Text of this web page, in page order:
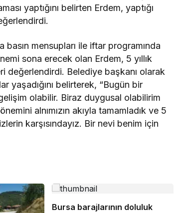
yaptığını belirten Erdem, yaptığı
mensupları ile iftar programında
sona erecek olan Erdem, 5 yıllık
değerlendirdi. Belediye başkanı olarak
yaşadığını belirterek, “Bugün bir
olabilir. Biraz duygusal olabilirim
alnımızın akıyla tamamladık ve 5
karşısındayız. Bir nevi benim için
Bursa barajlarının doluluk
Asayiş
Elektrikli bisiklet ile